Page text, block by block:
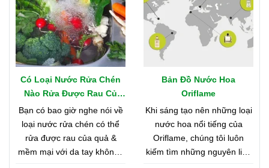
Có Loại Nước Rửa Chén
Nào Rửa Được Rau Củ
Quả & Mềm Mại Với Da
Tay?
Bạn có bao giờ nghe nói về
loại nước rửa chén có thể
rửa được rau của quả &
mềm mại với da tay không?
Bản Đồ Nước Hoa
Oriflame
Khi sáng tạo nên những loại
nước hoa nổi tiếng của
Oriflame, chúng tôi luôn
kiếm tìm những nguyên liệu